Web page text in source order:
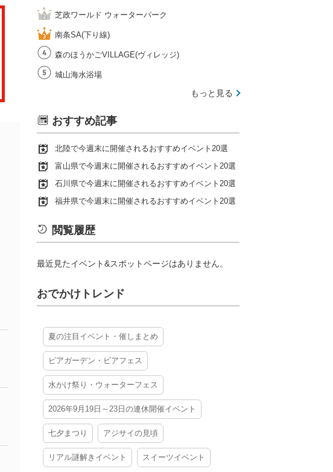
芝政ワールド ウォーターパーク
南条SA(下り線)
森のほうかごVILLAGE(ヴィレッジ)
城山海水浴場
もっと見る
おすすめ記事
北陸で今週末に開催されるおすすめイベント20選
富山県で今週末に開催されるおすすめイベント20選
石川県で今週末に開催されるおすすめイベント20選
福井県で今週末に開催されるおすすめイベント20選
閲覧履歴
最近見たイベント&スポットページはありません。
おでかけトレンド
夏の注目イベント・催しまとめ
ビアガーデン・ビアフェス
水かけ祭り・ウォーターフェス
2026年9月19日～23日の連休開催イベント
七夕まつり アジサイの見頃
リアル謎解きイベント スイーツイベント